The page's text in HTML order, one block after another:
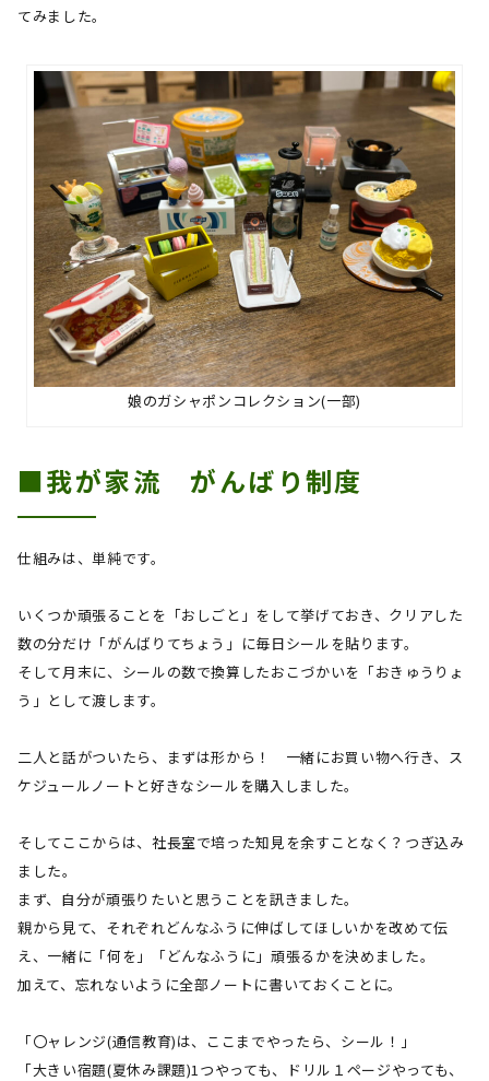
てみました。
娘のガシャポンコレクション(一部)
■我が家流 がんばり制度
仕組みは、単純です。
いくつか頑張ることを「おしごと」をして挙げておき、クリアした
数の分だけ「がんばりてちょう」に毎日シールを貼ります。
そして月末に、シールの数で換算したおこづかいを「おきゅうりょ
う」として渡します。
二人と話がついたら、まずは形から！ 一緒にお買い物へ行き、ス
ケジュールノートと好きなシールを購入しました。
そしてここからは、社長室で培った知見を余すことなく？つぎ込み
ました。
まず、自分が頑張りたいと思うことを訊きました。
親から見て、それぞれどんなふうに伸ばしてほしいかを改めて伝
え、一緒に「何を」「どんなふうに」頑張るかを決めました。
加えて、忘れないように全部ノートに書いておくことに。
「〇ャレンジ(通信教育)は、ここまでやったら、シール！」
「大きい宿題(夏休み課題)1つやっても、ドリル１ページやっても、